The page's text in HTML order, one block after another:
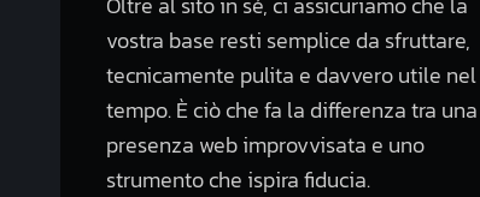
vostra base resti semplice da sfruttare,
tecnicamente pulita e davvero utile nel
tempo. È ciò che fa la differenza tra una
presenza web improvvisata e uno
strumento che ispira fiducia.